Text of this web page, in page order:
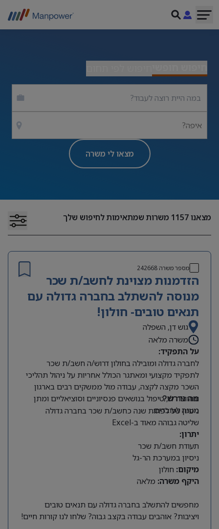
איפה?
מצאו לי משרה
מצאנו1157 משרות שמתאימות לחיפוש שלך
מספר משרה242668
הזדמנות מצוינת לחשב/ת שכר
מנוסה להשתלב בחברה גדולה עם
תנאים טובים- חולון!
גוש דן, השפלה
משרה מלאה
על התפקיד:
לחברה גדולה ומובילה בחולון דרוש/ה חשב/ת שכר
לתפקיד מקצועי ומאתגר הכולל אחריות על ניהול תהליכי
השכר מקצה לקצה, עבודה מול ממשקים רבים בארגון
ומחוצה לו, טיפול בנושאים פנסיוניים וסוציאליים ומתן
מענה לעובדים.
מה נדרש?
ניסיון של לפחות שנה כחשב/ת שכר בחברה גדולה
שליטה גבוהה מאוד ב-Excel
יתרון:
תעודת חשב/ת שכר
ניסיון במערכת הר-גל
מיקום: חולון
היקף משרה: מלאה
מחפשים להתשלב בחברה גדולה עם תנאים טובים
ויציבות? אוהבים עבודה בקצב גבוה? שלחו לנו קורות חיים!